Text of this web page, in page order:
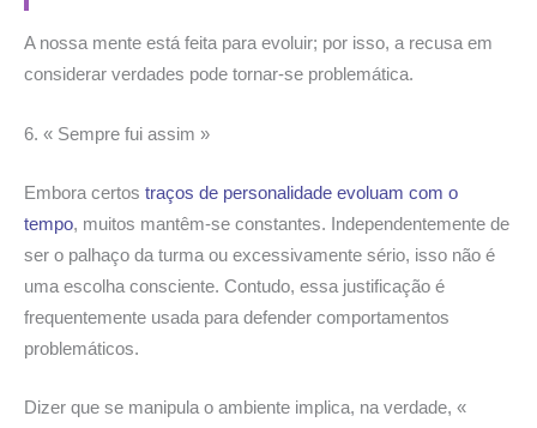
A nossa mente está feita para evoluir; por isso, a recusa em
considerar verdades pode tornar-se problemática.
6. « Sempre fui assim »
Embora certos traços de personalidade evoluam com o
tempo, muitos mantêm-se constantes. Independentemente de
ser o palhaço da turma ou excessivamente sério, isso não é
uma escolha consciente. Contudo, essa justificação é
frequentemente usada para defender comportamentos
problemáticos.
Dizer que se manipula o ambiente implica, na verdade, «